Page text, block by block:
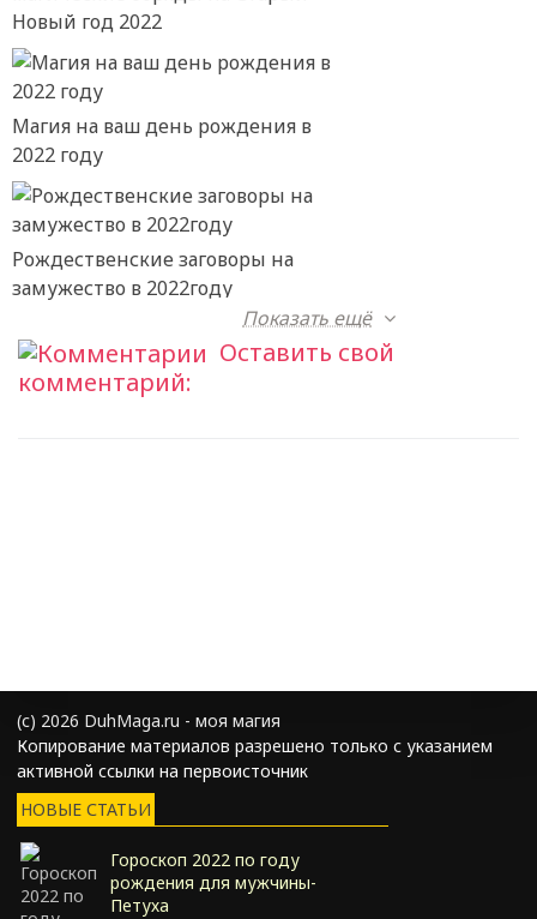
Новый год 2022
Магия на ваш день рождения в
2022 году
Рождественские заговоры на
замужество в 2022году
Показать ещё
Оставить свой
комментарий:
(с) 2026 DuhMaga.ru - моя магия
Копирование материалов разрешено только с указанием
активной ссылки на первоисточник
НОВЫЕ СТАТЬИ
Гороскоп 2022 по году
рождения для мужчины-
Петуха